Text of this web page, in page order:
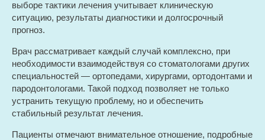
выборе тактики лечения учитывает клиническую
ситуацию, результаты диагностики и долгосрочный
прогноз.
Врач рассматривает каждый случай комплексно, при
необходимости взаимодействуя со стоматологами других
специальностей — ортопедами, хирургами, ортодонтами и
пародонтологами. Такой подход позволяет не только
устранить текущую проблему, но и обеспечить
стабильный результат лечения.
Пациенты отмечают внимательное отношение, подробные